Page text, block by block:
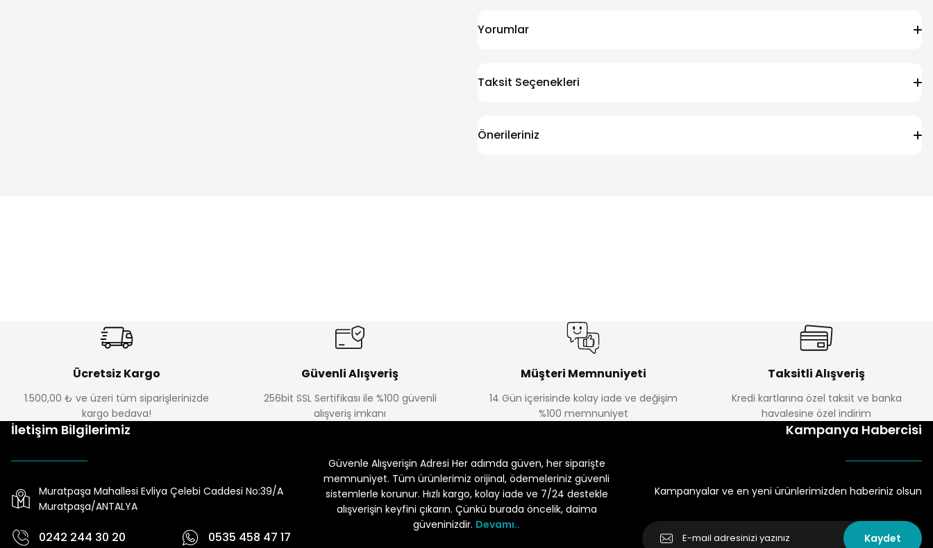
Yorumlar
Taksit Seçenekleri
Önerileriniz
Ücretsiz Kargo
1.500,00 ₺ ve üzeri tüm siparişlerinizde
kargo bedava!
Güvenli Alışveriş
256bit SSL Sertifikası ile %100 güvenli
alışveriş imkanı
Müşteri Memnuniyeti
14 Gün içerisinde kolay iade ve değişim
%100 memnuniyet
Taksitli Alışveriş
Kredi kartlarına özel taksit ve banka
havalesine özel indirim
İletişim Bilgilerimiz
Muratpaşa Mahallesi Evliya Çelebi Caddesi No:39/A
Muratpaşa/ANTALYA
0242 244 30 20
0535 458 47 17
Güvenle Alışverişin Adresi Her adımda güven, her siparişte
memnuniyet. Tüm ürünlerimiz orijinal, ödemeleriniz güvenli
sistemlerle korunur. Hızlı kargo, kolay iade ve 7/24 destekle
alışverişin keyfini çıkarın. Çünkü burada öncelik, daima
güveninizdir. Devamı..
Kampanya Habercisi
Kampanyalar ve en yeni ürünlerimizden haberiniz olsun
Kaydet